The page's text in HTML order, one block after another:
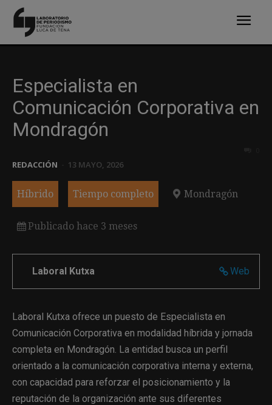
Especialista en
Comunicación Corporativa en
Mondragón
REDACCIÓN 13 MAYO, 2026
Híbrido Tiempo completo Mondragón
Publicado hace 3 meses
Web
Laboral Kutxa
Laboral Kutxa ofrece un puesto de Especialista en
Comunicación Corporativa en modalidad híbrida y jornada
completa en Mondragón. La entidad busca un perfil
orientado a la comunicación corporativa interna y externa,
con capacidad para reforzar el posicionamiento y la
reputación de la organización ante sus diferentes